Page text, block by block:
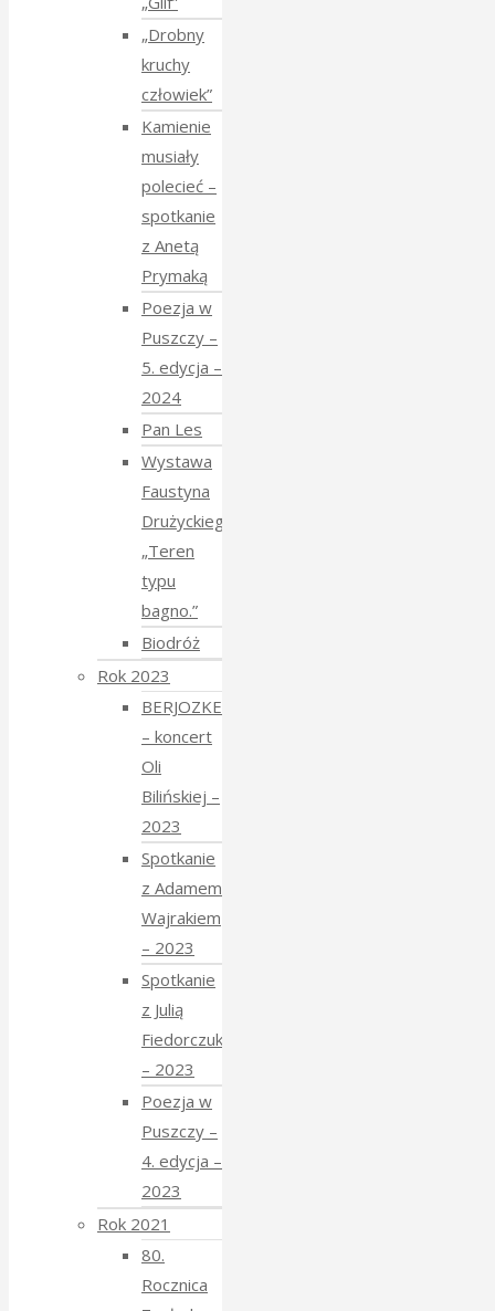
„Drobny
kruchy
człowiek”
Kamienie
musiały
polecieć –
spotkanie
z Anetą
Prymaką
Poezja w
Puszczy –
5. edycja –
2024
Pan Les
Wystawa
Faustyna
Drużyckiego
„Teren
typu
bagno.”
Biodróż
Rok 2023
BERJOZKELE
– koncert
Oli
Bilińskiej –
2023
Spotkanie
z Adamem
Wajrakiem
– 2023
Spotkanie
z Julią
Fiedorczuk
– 2023
Poezja w
Puszczy –
4. edycja –
2023
Rok 2021
80.
Rocznica